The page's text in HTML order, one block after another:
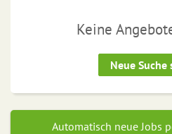
Keine
Neue
Automatisch neue Jobs